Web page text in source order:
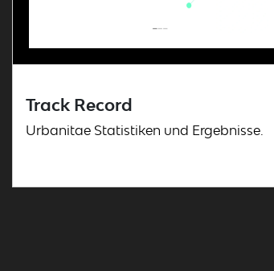
Track Record
Urbanitae Statistiken und Ergebnisse.